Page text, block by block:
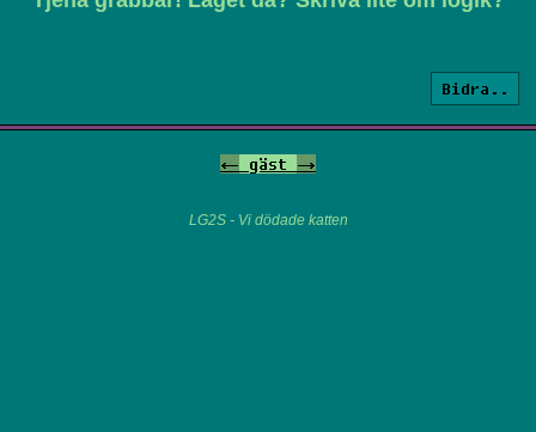
Bidra..
<- gäst ->
LG2S - Vi dödade katten